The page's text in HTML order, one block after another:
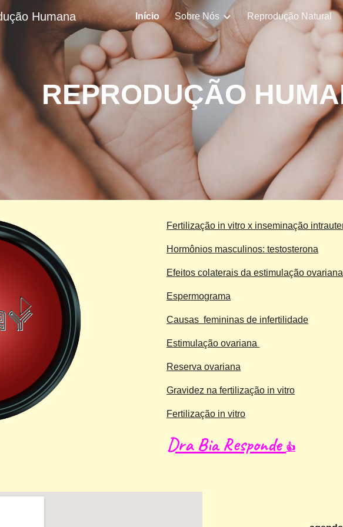
Skip to main content Skip to
Humana Início Sobre Nós Reprodução Natural
REPRODUÇÃO
Fertilização in vitro x inseminação
Hormônios masculinos: testosterona
Efeitos colaterais da estimulação ovariana
Espermograma
Causas femininas de infertilidade
Estimulação ovariana
Reserva ovariana
Gravidez na fertilização in vitro
Fertilização in vitro
Dra Bia Responde 👍